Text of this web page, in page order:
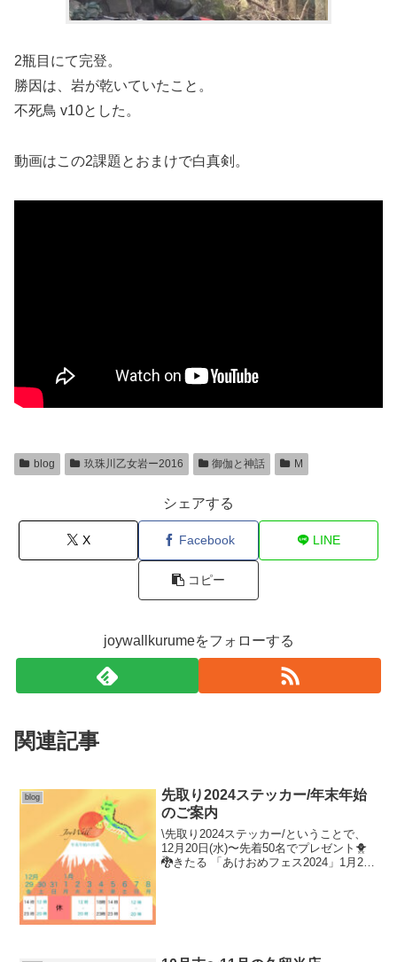
2瓶目にて完登。
勝因は、岩が乾いていたこと。
不死鳥 v10とした。
動画はこの2課題とおまけで白真剣。
blog 玖珠川乙女岩ー2016 御伽と神話 M
シェアする
X Facebook LINE
コピー
joywallkurumeをフォローする
関連記事
blog
先取り2024ステッカー/年末年始
のご案内
\先取り2024ステッカー/ということで、
12月20日(水)〜先着50名でプレゼント🐥
🐉きたる 「あけおめフェス2024」1月2